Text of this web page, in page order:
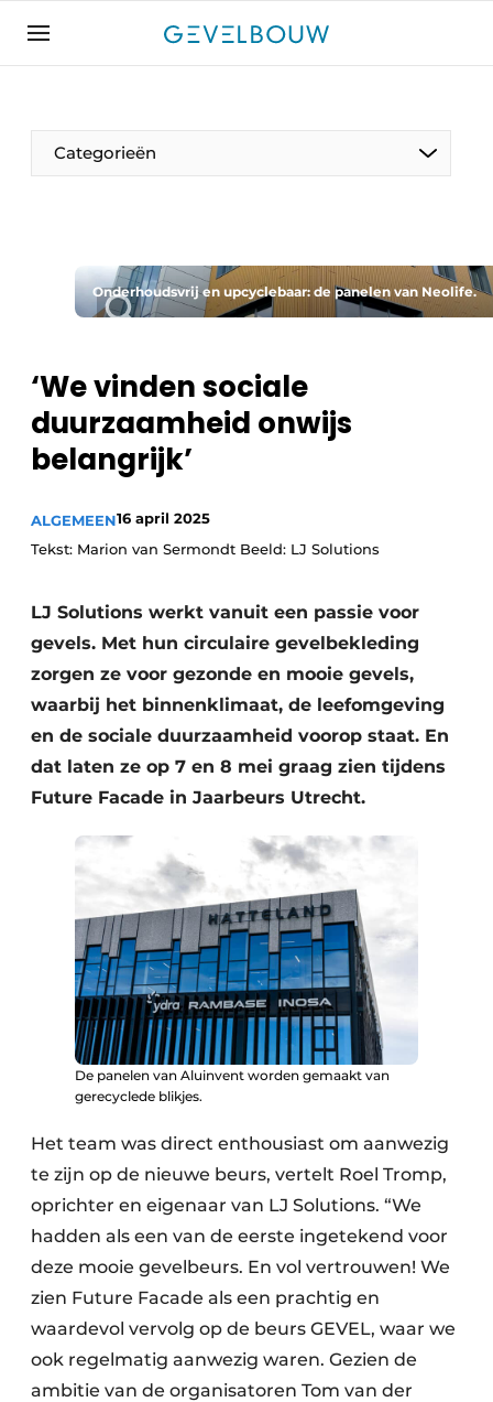
Aanmelden
Bedrijven
Contact
Evenement aanmelden
Gevelbouw 2024-04
Meest gelezen
Nieuwsbrief
Privacy / Cookie statement
Vacatures
Video’s
Categorieën
Onderhoudsvrij en upcyclebaar: de panelen van Neolife.
‘We vinden sociale
duurzaamheid onwijs
belangrijk’
ALGEMEEN16 april 2025
Tekst: Marion van Sermondt Beeld: LJ Solutions
LJ Solutions werkt vanuit een passie voor
gevels. Met hun circulaire gevelbekleding
zorgen ze voor gezonde en mooie gevels,
waarbij het binnenklimaat, de leefomgeving
en de sociale duurzaamheid voorop staat. En
dat laten ze op 7 en 8 mei graag zien tijdens
Future Facade in Jaarbeurs Utrecht.
De panelen van Aluinvent worden gemaakt van
gerecyclede blikjes.
Het team was direct enthousiast om aanwezig
te zijn op de nieuwe beurs, vertelt Roel Tromp,
oprichter en eigenaar van LJ Solutions. “We
hadden als een van de eerste ingetekend voor
deze mooie gevelbeurs. En vol vertrouwen! We
zien Future Facade als een prachtig en
waardevol vervolg op de beurs GEVEL, waar we
ook regelmatig aanwezig waren. Gezien de
ambitie van de organisatoren Tom van der